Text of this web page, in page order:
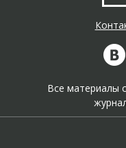
Все материалы